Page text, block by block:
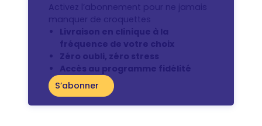
Activez l’abonnement pour ne jamais
manquer de croquettes
Livraison en clinique à la
fréquence de votre choix
Zéro oubli, zéro stress
Accès au programme fidélité
S’abonner